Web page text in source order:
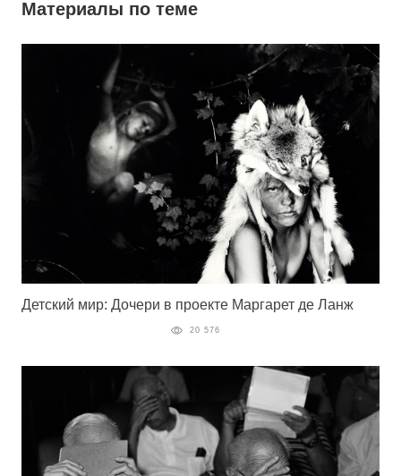
Материалы по теме
Детский мир: Дочери в проекте Маргарет де Ланж
20 576